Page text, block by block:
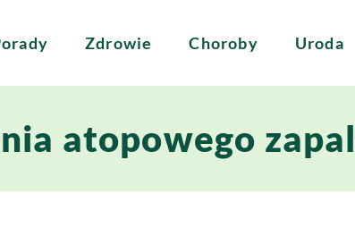
Zdrowie Choroby Uroda
atopowego